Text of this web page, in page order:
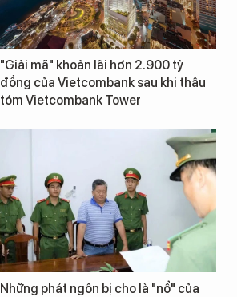
"Giải mã" khoản lãi hơn 2.900 tỷ
đồng của Vietcombank sau khi thâu
tóm Vietcombank Tower
Những phát ngôn bị cho là "nổ" của